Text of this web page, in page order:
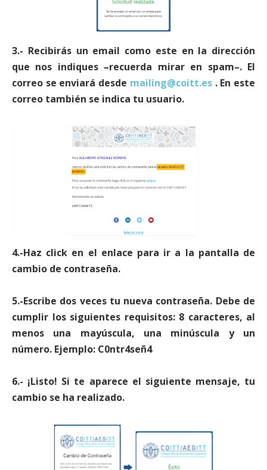
3.- Recibirás un email como este en la dirección
que nos indiques –recuerda mirar en spam–. El
correo se enviará desde mailing@coitt.es. En este
correo también se indica tu usuario.
4.-Haz click en el enlace para ir a la pantalla de
cambio de contraseña.
5.-Escribe dos veces tu nueva contraseña. Debe de
cumplir los siguientes requisitos: 8 caracteres, al
menos una mayúscula, una minúscula y un
número. Ejemplo: C0ntr4señ4
6.- ¡Listo! Si te aparece el siguiente mensaje, tu
cambio se ha realizado.